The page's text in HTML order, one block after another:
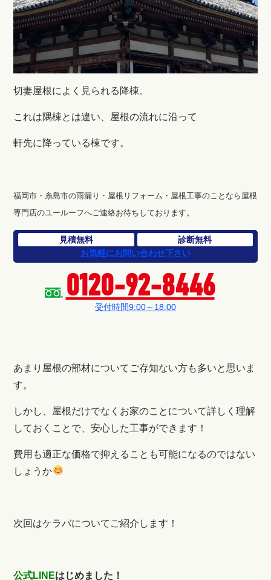
切妻屋根によく見られる降棟。
これは隅棟とは違い、屋根の流れに沿って
軒先に降っている棟です。
福岡市・糸島市の雨漏り・屋根リフォーム・屋根工事のことなら屋根
専門店のユールーフへご連絡お待ちしております。
見積無料
診断無料
お気軽にお問い合わせ下さい
0120-92-8446
受付時間9:00～18:00
あまり屋根の部材についてご存知ない方も多いと思いま
す。
しかし、屋根だけでなくお家のことについて詳しく理解
しておくことで、安心した工事ができます！
費用も適正な価格で抑えることも可能になるのではない
しょうか
次回はケラバについてご紹介します！
公式LINEはじめました！